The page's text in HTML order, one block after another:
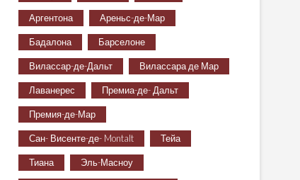
Аргентона Ареньс-де-Мар
Бадалона Барселоне
Вилассар-де-Дальт Вилассара де Мар
Лаванерес Премиа-де- Дальт
Премия-де-Мар
Сан- Висенте-де- Montalt Тейа
Тиана Эль-Масноу